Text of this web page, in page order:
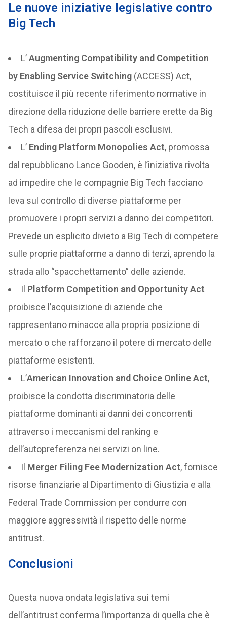
Le nuove iniziative legislative contro
Big Tech
L’Augmenting Compatibility and Competition
by Enabling Service Switching(ACCESS) Act,
costituisce il più recente riferimento normative in
direzione della riduzione delle barriere erette da Big
Tech a difesa dei propri pascoli esclusivi.
L’Ending Platform Monopolies Act, promossa
dal repubblicano Lance Gooden, è l’iniziativa rivolta
ad impedire che le compagnie Big Tech facciano
leva sul controllo di diverse piattaforme per
promuovere i propri servizi a danno dei competitori.
Prevede un esplicito divieto a Big Tech di competere
sulle proprie piattaforme a danno di terzi, aprendo la
strada allo “spacchettamento” delle aziende.
Il Platform Competition and Opportunity Act
proibisce l’acquisizione di aziende che
rappresentano minacce alla propria posizione di
mercato o che rafforzano il potere di mercato delle
piattaforme esistenti.
L’American Innovation and Choice Online Act,
proibisce la condotta discriminatoria delle
piattaforme dominanti ai danni dei concorrenti
attraverso i meccanismi del ranking e
dell’autopreferenza nei servizi on line.
Il Merger Filing Fee Modernization Act, fornisce
risorse finanziarie al Dipartimento di Giustizia e alla
Federal Trade Commission per condurre con
maggiore aggressività il rispetto delle norme
antitrust.
Conclusioni
Questa nuova ondata legislativa sui temi
dell’antitrust conferma l’importanza di quella che è